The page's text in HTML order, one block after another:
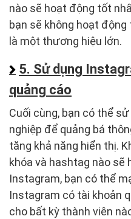
nào sẽ hoạt động tốt
bạn sẽ không hoạt
là một thương hiệu lớn.
5. Sử dụng
quảng cáo
Cuối cùng, bạn có thể
nghiệp để quảng bá
tăng khả năng hiển thị.
khóa và hashtag nào
Instagram, bạn có thể
Instagram có tài khoản
cho bất kỳ thành viên